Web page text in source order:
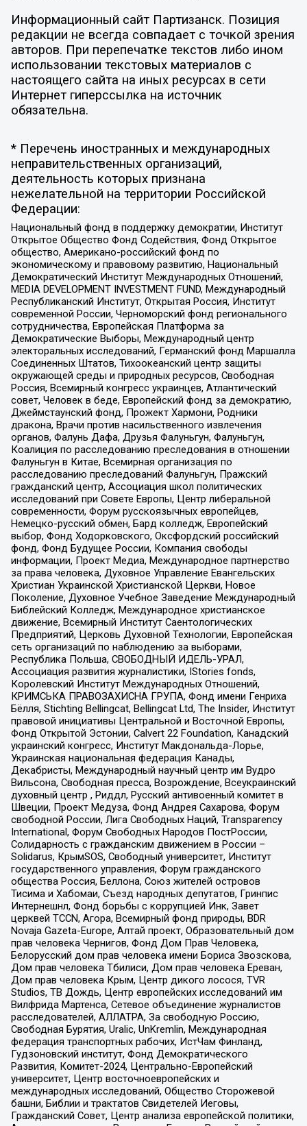
Информационный сайт Партизанск. Позиция
редакции не всегда совпадает с точкой зрения
авторов. При перепечатке текстов либо ином
использовании текстовых материалов с
настоящего сайта на иных ресурсах в сети
Интернет гиперссылка на источник
обязательна.
* Перечень иностранных и международных
неправительственных организаций,
деятельность которых признана
нежелательной на территории Российской
Федерации:
Национальный фонд в поддержку демократии, Институт
Открытое Общество Фонд Содействия, Фонд Открытое
общество, Американо-российский фонд по
экономическому и правовому развитию, Национальный
Демократический Институт Международных Отношений,
MEDIA DEVELOPMENT INVESTMENT FUND, Международный
Республиканский Институт, Открытая Россия, Институт
современной России, Черноморский фонд регионального
сотрудничества, Европейская Платформа за
Демократические Выборы, Международный центр
электоральных исследований, Германский фонд Маршалла
Соединенных Штатов, Тихоокеанский центр защиты
окружающей среды и природных ресурсов, Свободная
Россия, Всемирный конгресс украинцев, Атлантический
совет, Человек в беде, Европейский фонд за демократию,
Джеймстаунский фонд, Прожект Хармони, Родники
дракона, Врачи против насильственного извлечения
органов, Фалунь Дафа, Друзья Фалуньгун, Фалуньгун,
Коалиция по расследованию преследования в отношении
Фалуньгун в Китае, Всемирная организация по
расследованию преследований Фалуньгун, Пражский
гражданский центр, Ассоциация школ политических
исследований при Совете Европы, Центр либеральной
современности, Форум русскоязычных европейцев,
Немецко-русский обмен, Бард колледж, Европейский
выбор, Фонд Ходорковского, Оксфордский российский
фонд, Фонд Будущее России, Компания свободы
информации, Проект Медиа, Международное партнерство
за права человека, Духовное Управление Евангельских
Христиан Украинской Христианской Церкви, Новое
Поколение, Духовное Учебное Заведение Международный
Библейский Колледж, Международное христианское
движение, Всемирный Институт Саентологических
Предприятий, Церковь Духовной Технологии, Европейская
сеть организаций по наблюдению за выборами,
Республика Польша, СВОБОДНЫЙ ИДЕЛЬ-УРАЛ,
Ассоциация развития журналистики, IStories fonds,
Королевский Институт Международных Отношений,
КРИМСЬКА ПРАВОЗАХИСНА ГРУПА, Фонд имени Генриха
Бёлля, Stichting Bellingcat, Bellingcat Ltd, The Insider, Институт
правовой инициативы Центральной и Восточной Европы,
Фонд Открытой Эстонии, Calvert 22 Foundation, Канадский
украинский конгресс, Институт Макдональда-Лорье,
Украинская национальная федерация Канады,
Декабристы, Международный научный центр им Вудро
Вильсона, Свободная пресса, Возрождение, Всеукраинский
духовный центр , Риддл, Русский антивоенный комитет в
Швеции, Проект Медуза, Фонд Андрея Сахарова, Форум
свободной России, Лига Свободных Наций, Transparеncy
International, Форум Свободных Народов ПостРоссии,
Солидарность с гражданским движением в России –
Solidarus, КрымSOS, Свободный университет, Институт
государственного управления, Форум гражданского
общества Россия, Беллона, Союз жителей островов
Тисима и Хабомаи, Съезд народных депутатов, Гринпис
Интернешнл, Фонд борьбы с коррупцией Инк, Завет
церквей TCCN, Агора, Всемирный фонд природы, BDR
Novaja Gazeta-Europe, Алтай проект, Образовательный дом
прав человека Чернигов, Фонд Дом Прав Человека,
Белорусский дом прав человека имени Бориса Звозскова,
Дом прав человека Тбилиси, Дом прав человека Ереван,
Дом прав человека Крым, Центр дикого лосося, TVR
Studios, ТВ Дождь, Центр европейских исследований им
Вилфрида Мартенса, Сетевое объединение журналистов
расследователей, АЛЛАТРА, За свободную Россию,
Свободная Бурятия, Uralic, UnKremlin, Международная
федерация транспортных рабочих, ИстЧам Финланд,
Гудзоновский институт, Фонд Демократического
Развития, Комитет-2024, Центрально-Европейский
университет, Центр восточноевропейских и
международных исследований, Общество Сторожевой
башни, Библии и трактатов Свидетелей Иеговы,
Гражданский Совет, Центр анализа европейской политики,